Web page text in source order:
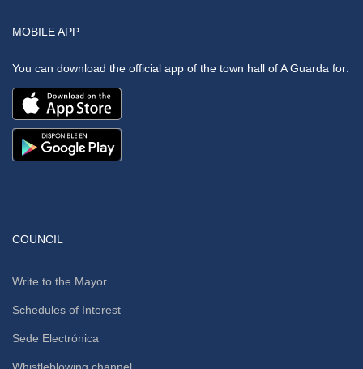
MOBILE APP
You can download the official app of the town hall of A Guarda for:
COUNCIL
Write to the Mayor
Schedules of Interest
Sede Electrónica